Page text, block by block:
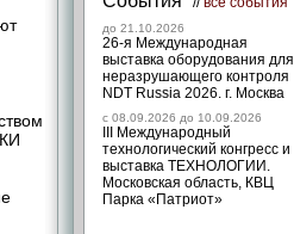
до 21.10.2026
26-я Международная
выставка оборудования для
неразрушающего контроля
NDT Russia 2026. г. Москва
c 08.09.2026 до 10.09.2026
III Международный
технологический конгресс и
выставка ТЕХНОЛОГИИ.
Московская область, КВЦ
Парка «Патриот»